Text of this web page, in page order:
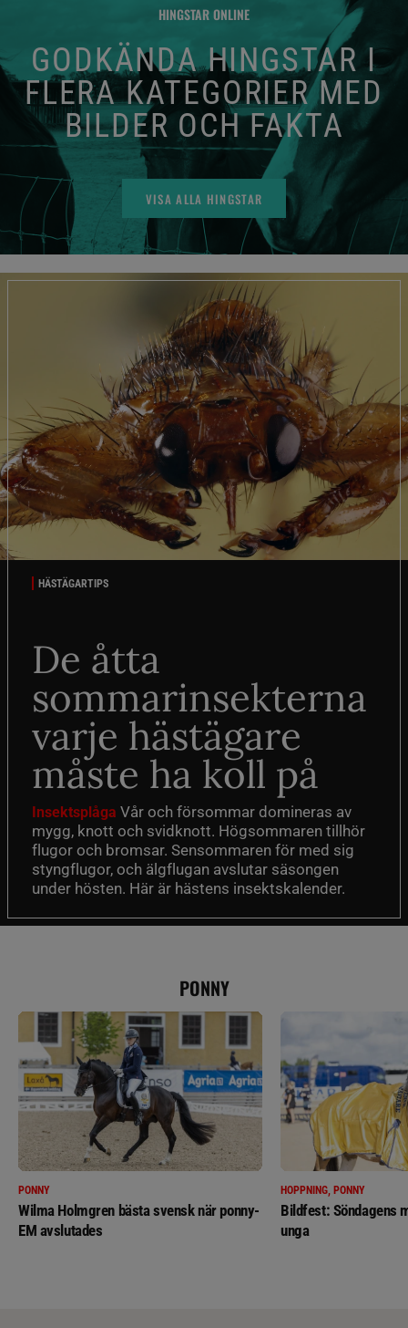
HINGSTAR ONLINE
GODKÄNDA HINGSTAR I
FLERA KATEGORIER MED
BILDER OCH FAKTA
VISA ALLA HINGSTAR
HÄSTÄGARTIPS
De åtta
sommarinsekterna
varje hästägare
måste ha koll på
Insektsplåga Vår och försommar domineras av
mygg, knott och svidknott. Högsommaren tillhör
flugor och bromsar. Sensommaren för med sig
styngflugor, och älgflugan avslutar säsongen
under hösten. Här är hästens insektskalender.
PONNY
PONNY
Wilma Holmgren bästa svensk när ponny-
EM avslutades
HOPPNING, PONNY
Bildfest: Söndagens
unga